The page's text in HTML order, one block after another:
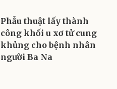
Phẫu thuật lấy thành
công khối u xơ tử cung
khủng cho bệnh nhân
người Ba Na